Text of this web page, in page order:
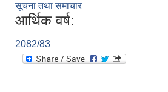
सूचना तथा समाचार
आर्थिक वर्ष:
2082/83